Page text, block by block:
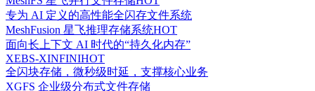
专为 AI 定义的高性能全闪存文件系统
MeshFusion 星飞推理存储系统HOT
面向长上下文 AI 时代的“持久化内存”
XEBS-XINFINIHOT
全闪块存储，微秒级时延，支撑核心业务
XGFS 企业级分布式文件存储